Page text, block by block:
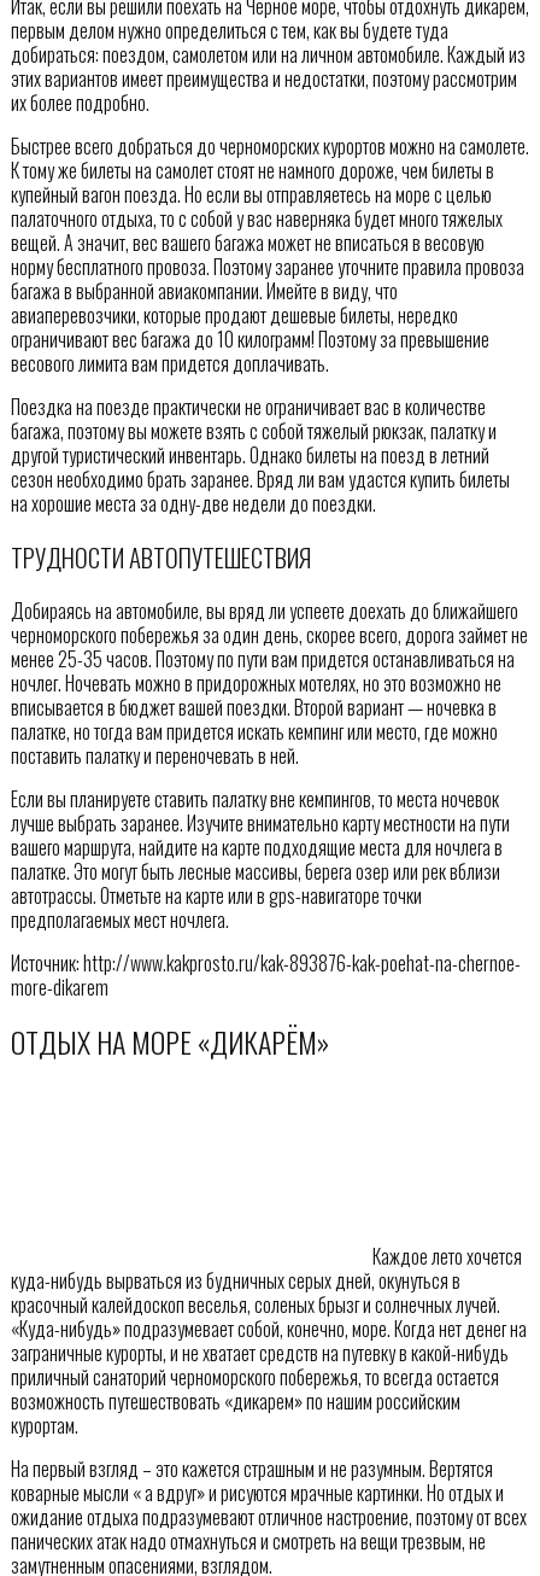
Итак, если вы решили поехать на Черное море, чтобы отдохнуть дикарем,
первым делом нужно определиться с тем, как вы будете туда
добираться: поездом, самолетом или на личном автомобиле. Каждый из
этих вариантов имеет преимущества и недостатки, поэтому рассмотрим
их более подробно.
Быстрее всего добраться до черноморских курортов можно на самолете.
К тому же билеты на самолет стоят не намного дороже, чем билеты в
купейный вагон поезда. Но если вы отправляетесь на море с целью
палаточного отдыха, то с собой у вас наверняка будет много тяжелых
вещей. А значит, вес вашего багажа может не вписаться в весовую
норму бесплатного провоза. Поэтому заранее уточните правила провоза
багажа в выбранной авиакомпании. Имейте в виду, что
авиаперевозчики, которые продают дешевые билеты, нередко
ограничивают вес багажа до 10 килограмм! Поэтому за превышение
весового лимита вам придется доплачивать.
Поездка на поезде практически не ограничивает вас в количестве
багажа, поэтому вы можете взять с собой тяжелый рюкзак, палатку и
другой туристический инвентарь. Однако билеты на поезд в летний
сезон необходимо брать заранее. Вряд ли вам удастся купить билеты
на хорошие места за одну-две недели до поездки.
ТРУДНОСТИ АВТОПУТЕШЕСТВИЯ
Добираясь на автомобиле, вы вряд ли успеете доехать до ближайшего
черноморского побережья за один день, скорее всего, дорога займет не
менее 25-35 часов. Поэтому по пути вам придется останавливаться на
ночлег. Ночевать можно в придорожных мотелях, но это возможно не
вписывается в бюджет вашей поездки. Второй вариант — ночевка в
палатке, но тогда вам придется искать кемпинг или место, где можно
поставить палатку и переночевать в ней.
Если вы планируете ставить палатку вне кемпингов, то места ночевок
лучше выбрать заранее. Изучите внимательно карту местности на пути
вашего маршрута, найдите на карте подходящие места для ночлега в
палатке. Это могут быть лесные массивы, берега озер или рек вблизи
автотрассы. Отметьте на карте или в gps-навигаторе точки
предполагаемых мест ночлега.
Источник: http://www.kakprosto.ru/kak-893876-kak-poehat-na-chernoe-
more-dikarem
ОТДЫХ НА МОРЕ «ДИКАРЁМ»
Каждое лето хочется
куда-нибудь вырваться из будничных серых дней, окунуться в
красочный калейдоскоп веселья, соленых брызг и солнечных лучей.
«Куда-нибудь» подразумевает собой, конечно, море. Когда нет денег на
заграничные курорты, и не хватает средств на путевку в какой-нибудь
приличный санаторий черноморского побережья, то всегда остается
возможность путешествовать «дикарем» по нашим российским
курортам.
На первый взгляд – это кажется страшным и не разумным. Вертятся
коварные мысли « а вдруг» и рисуются мрачные картинки. Но отдых и
ожидание отдыха подразумевают отличное настроение, поэтому от всех
панических атак надо отмахнуться и смотреть на вещи трезвым, не
замутненным опасениями, взглядом.